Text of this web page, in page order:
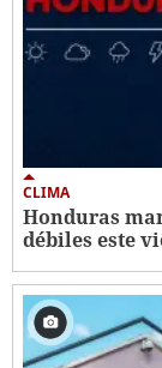
CLIMA
Honduras
débiles este